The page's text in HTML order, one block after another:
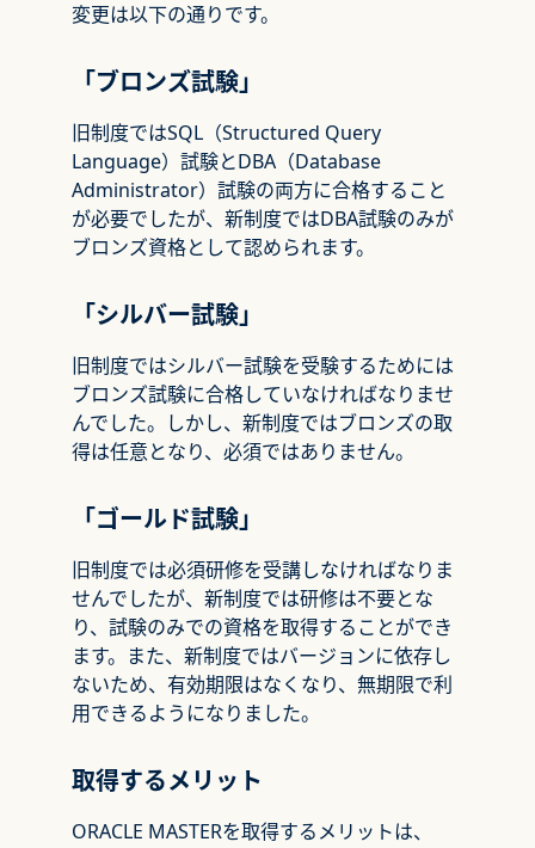
変更は以下の通りです。
「ブロンズ試験」
旧制度ではSQL（Structured Query
Language）試験とDBA（Database
Administrator）試験の両方に合格すること
が必要でしたが、新制度ではDBA試験のみが
ブロンズ資格として認められます。
「シルバー試験」
旧制度ではシルバー試験を受験するためには
ブロンズ試験に合格していなければなりませ
んでした。しかし、新制度ではブロンズの取
得は任意となり、必須ではありません。
「ゴールド試験」
旧制度では必須研修を受講しなければなりま
せんでしたが、新制度では研修は不要とな
り、試験のみでの資格を取得することができ
ます。また、新制度ではバージョンに依存し
ないため、有効期限はなくなり、無期限で利
用できるようになりました。
取得するメリット
ORACLE MASTERを取得するメリットは、